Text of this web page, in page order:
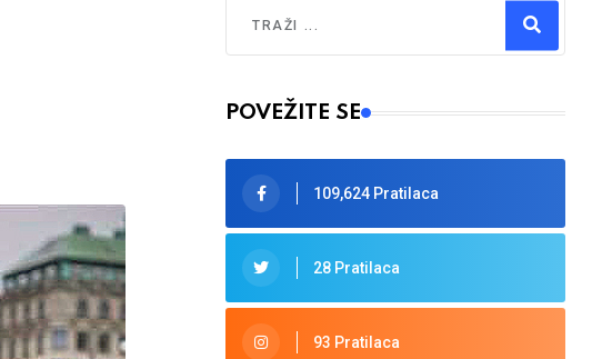
Type 2 or more characters for results.
POVEŽITE SE
109,624 Pratilaca
28 Pratilaca
93 Pratilaca